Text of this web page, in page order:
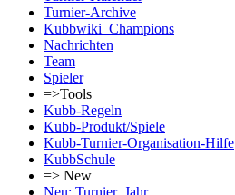
Turnier-Archive
Kubbwiki_Champions
Nachrichten
Team
Spieler
=>Tools
Kubb-Regeln
Kubb-Produkt/Spiele
Kubb-Turnier-Organisation-Hilfe
KubbSchule
=> New
Neu: Turnier_Jahr